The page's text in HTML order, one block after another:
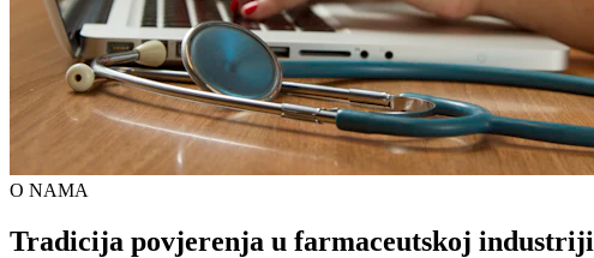
O NAMA
Tradicija povjerenja u farmaceutskoj industriji